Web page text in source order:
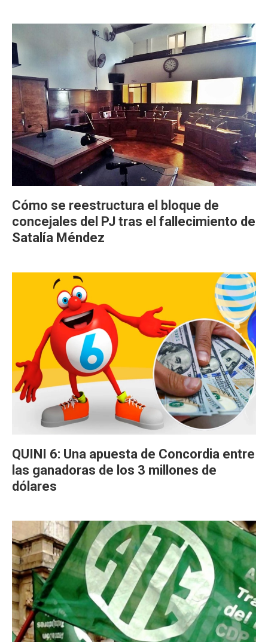
Cómo se reestructura el bloque de
concejales del PJ tras el fallecimiento de
Satalía Méndez
QUINI 6: Una apuesta de Concordia entre
las ganadoras de los 3 millones de
dólares